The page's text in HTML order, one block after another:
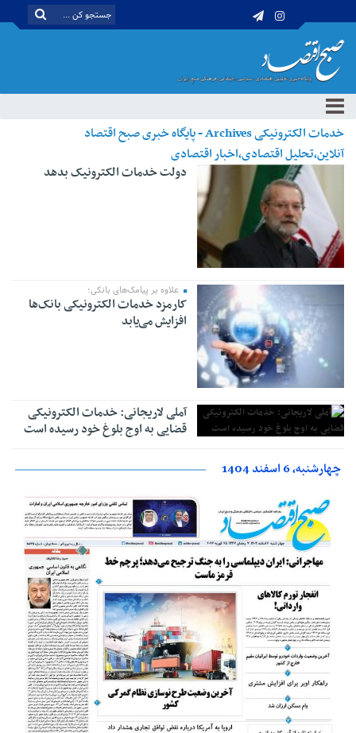
خدمات الکترونیکی Archives - پایگاه خبری صبح اقتصاد
آنلاین،تحلیل اقتصادی،اخبار اقتصادی
دولت خدمات الکترونیک بدهد
علاوه بر پیامک‌های بانکی؛
کارمزد خدمات الکترونیکی بانک‌ها
افزایش می‌یابد
آملی لاریجانی: خدمات الکترونیکی
قضایی به اوج بلوغ خود رسیده است
چهارشنبه، 6 اسفند 1404